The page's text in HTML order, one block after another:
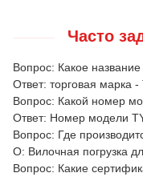
Часто
Вопрос: Какое название
Ответ: торговая марка -
Вопрос: Какой номер
Ответ: Номер модели
Вопрос: Где
О: Вилочная погрузка
Вопрос: Какие